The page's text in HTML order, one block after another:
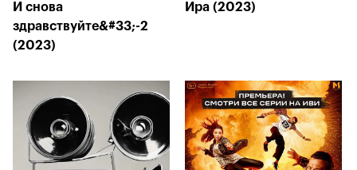
И снова
здравствуйте&#33;-2
(2023)
Ира (2023)